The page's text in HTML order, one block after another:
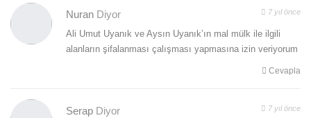
Nuran Diyor 7 yıl önce
Ali Umut Uyanık ve Aysın Uyanık’ın mal mülk ile ilgili
alanların şifalanması çalışması yapmasına izin veriyorum
Cevapla
Serap Diyor 7 yıl önce